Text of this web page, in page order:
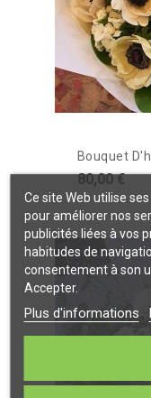
Bouquet
80,00 €
Ce site Web utilise
pour améliorer nos
publicités liées à vos
habitudes de
consentement à son
Accepter.
Plus d'informations